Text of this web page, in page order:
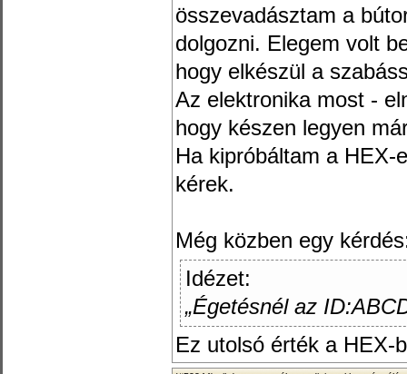
összevadásztam a
dolgozni. Elegem volt
hogy elkészül a
Az elektronika most -
hogy készen legyen
Ha kipróbáltam a HEX-
kérek.
Még közben egy
Idézet:
„Égetésnél az
Ez utolsó érték a HEX-